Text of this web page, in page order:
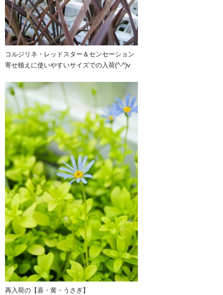
コルジリネ・レッドスター＆センセーション
寄せ植えに使いやすいサイズでの入荷(^-^)v
再入荷の【喜・黄・うさぎ】